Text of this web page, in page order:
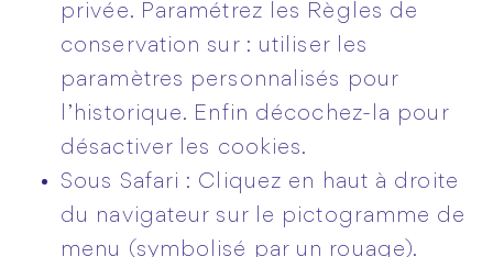
privée. Paramétrez les Règles de
conservation sur : utiliser les
paramètres personnalisés pour
l’historique. Enfin décochez-la pour
désactiver les cookies.
Sous Safari : Cliquez en haut à droite
du navigateur sur le pictogramme de
menu (symbolisé par un rouage).